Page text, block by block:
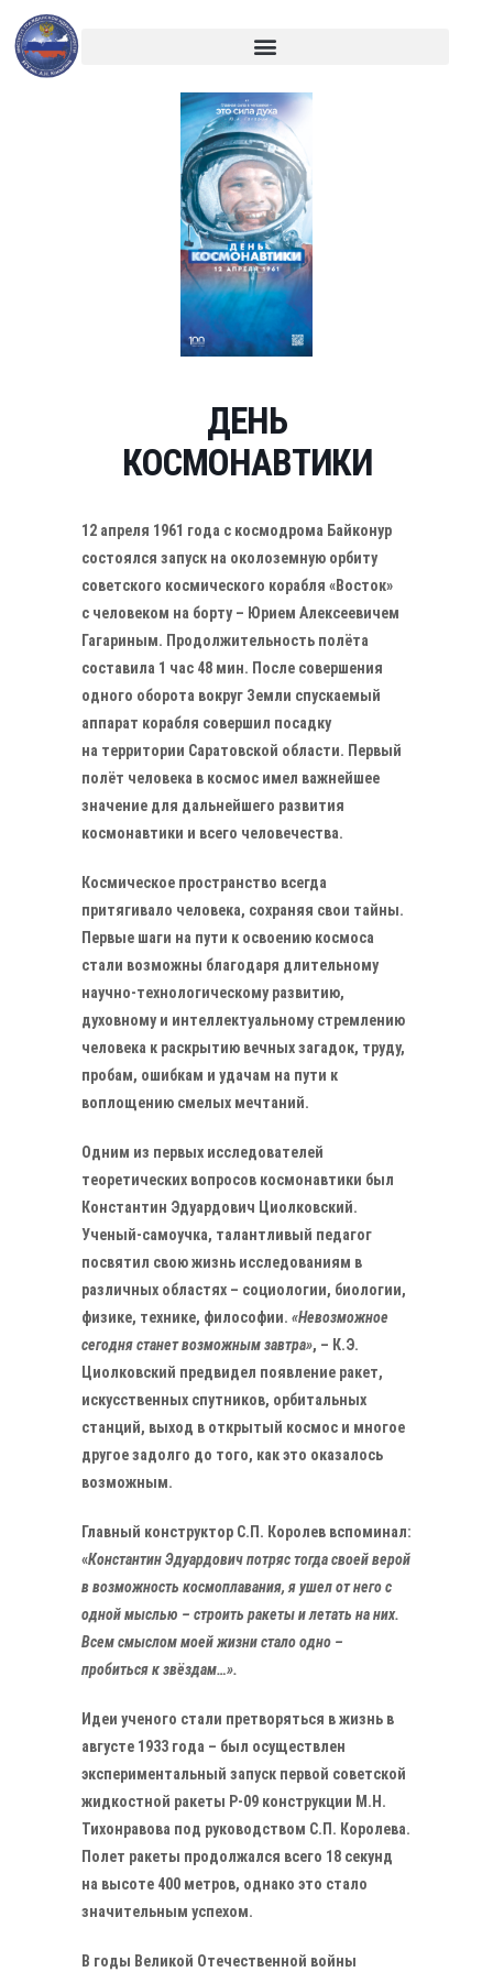
ДЕНЬ
КОСМОНАВТИКИ
12 апреля 1961 года с космодрома Байконур
состоялся запуск на околоземную орбиту
советского космического корабля «Восток»
с человеком на борту – Юрием Алексеевичем
Гагариным. Продолжительность полёта
составила 1 час 48 мин. После совершения
одного оборота вокруг Земли спускаемый
аппарат корабля совершил посадку
на территории Саратовской области. Первый
полёт человека в космос имел важнейшее
значение для дальнейшего развития
космонавтики и всего человечества.
Космическое пространство всегда
притягивало человека, сохраняя свои тайны.
Первые шаги на пути к освоению космоса
стали возможны благодаря длительному
научно-технологическому развитию,
духовному и интеллектуальному стремлению
человека к раскрытию вечных загадок, труду,
пробам, ошибкам и удачам на пути к
воплощению смелых мечтаний.
Одним из первых исследователей
теоретических вопросов космонавтики был
Константин Эдуардович Циолковский.
Ученый-самоучка, талантливый педагог
посвятил свою жизнь исследованиям в
различных областях – социологии, биологии,
физике, технике, философии. «Невозможное
сегодня станет возможным завтра», – К.Э.
Циолковский предвидел появление ракет,
искусственных спутников, орбитальных
станций, выход в открытый космос и многое
другое задолго до того, как это оказалось
возможным.
Главный конструктор С.П. Королев вспоминал:
«Константин Эдуардович потряс тогда своей верой
в возможность космоплавания, я ушел от него с
одной мыслью – строить ракеты и летать на них.
Всем смыслом моей жизни стало одно –
пробиться к звёздам…».
Идеи ученого стали претворяться в жизнь в
августе 1933 года – был осуществлен
экспериментальный запуск первой советской
жидкостной ракеты Р-09 конструкции М.Н.
Тихонравова под руководством С.П. Королева.
Полет ракеты продолжался всего 18 секунд
на высоте 400 метров, однако это стало
значительным успехом.
В годы Великой Отечественной войны